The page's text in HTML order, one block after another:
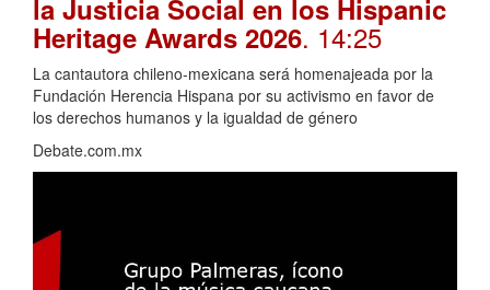
la Justicia Social en los Hispanic
Heritage Awards 2026. 14:25
La cantautora chileno-mexicana será homenajeada por la
Fundación Herencia Hispana por su activismo en favor de
los derechos humanos y la igualdad de género
Debate.com.mx